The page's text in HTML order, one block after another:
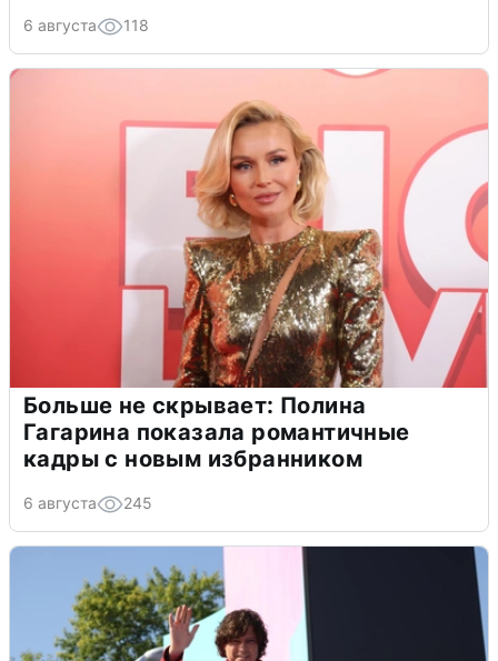
6 августа 118
Больше не скрывает: Полина
Гагарина показала романтичные
кадры с новым избранником
6 августа 245